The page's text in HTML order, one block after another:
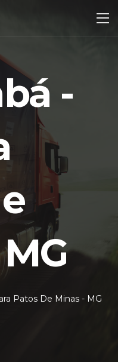
-
Patos De Minas - MG